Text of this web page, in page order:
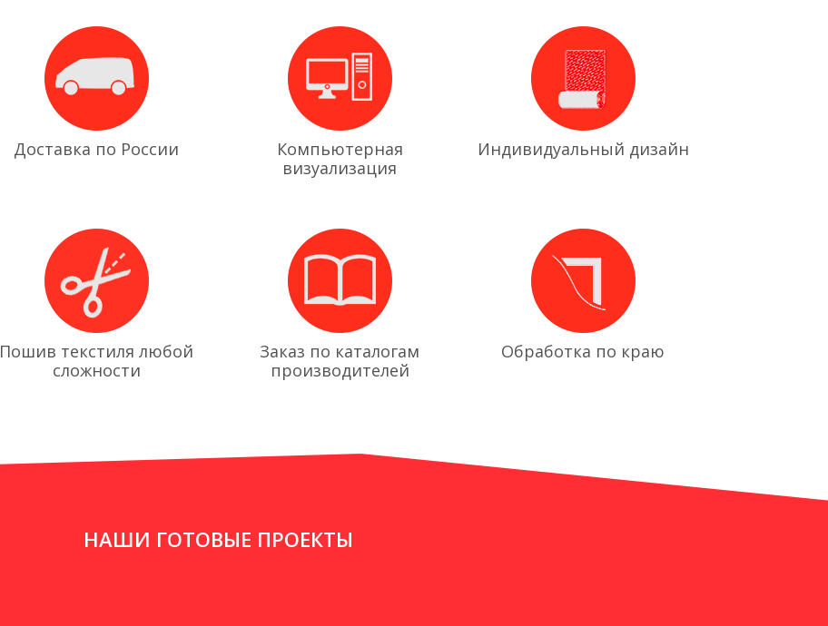
Доставка по России
Компьютерная
визуализация
Индивидуальный дизайн
Пошив текстиля любой
сложности
Заказ по каталогам
производителей
Обработка по краю
НАШИ ГОТОВЫЕ ПРОЕКТЫ